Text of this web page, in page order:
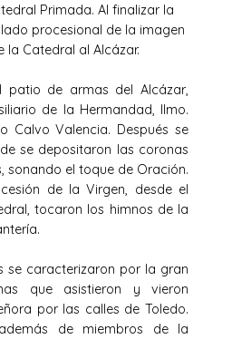
Primada. Al finalizar la
procesional de la imagen
la Catedral al Alcázar.
de armas del Alcázar,
de la Hermandad, Ilmo.
Calvo Valencia. Después se
se depositaron las coronas
sonando el toque de Oración.
de la Virgen, desde el
tocaron los himnos de la
se caracterizaron por la gran
que asistieron y vieron
por las calles de Toledo.
de miembros de la